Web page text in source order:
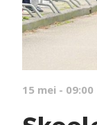
15 mei - 09:00